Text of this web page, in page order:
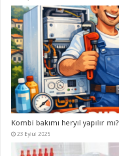
Kombi bakımı heryıl yapılır mı?
23 Eylül 2025